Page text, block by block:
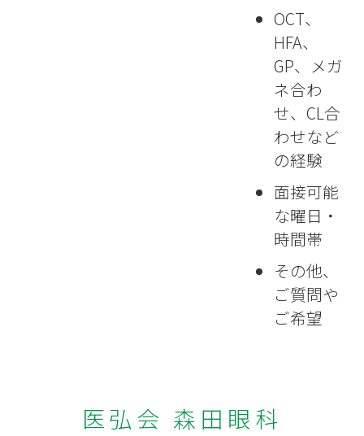
OCT、
HFA、
GP、メガ
ネ合わ
せ、CL合
わせなど
の経験
面接可能
な曜日・
時間帯
その他、
ご質問や
ご希望
医弘会 森田眼科